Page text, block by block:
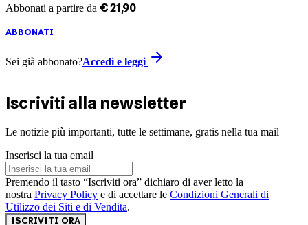
Abbonati a partire da €21,90
ABBONATI
Sei già abbonato?Accedi e leggi
Iscriviti alla newsletter
Le notizie più importanti, tutte le settimane, gratis nella tua mail
Inserisci la tua email
Premendo il tasto “Iscriviti ora” dichiaro di aver letto la
nostra Privacy Policy e di accettare le Condizioni Generali di
Utilizzo dei Siti e di Vendita.
ISCRIVITI ORA